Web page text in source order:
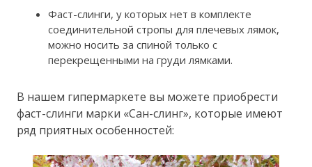
Фаст-слинги, у которых нет в комплекте
соединительной стропы для плечевых лямок,
можно носить за спиной только с
перекрещенными на груди лямками.
В нашем гипермаркете вы можете приобрести
фаст-слинги марки «Сан-слинг», которые имеют
ряд приятных особенностей: